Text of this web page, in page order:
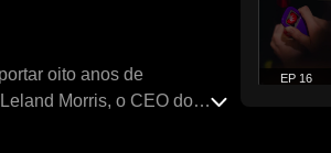
oito anos de
Morris, o CEO do
EP 16